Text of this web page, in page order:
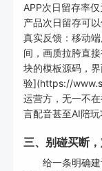
APP次日留存率
产品次日留存可
真实反馈：移动
间，画质拉胯直
块的模板源码，
验](https://
运营方，无一不
言配音甚至AI陪玩
三、别碰买断
给一条明确